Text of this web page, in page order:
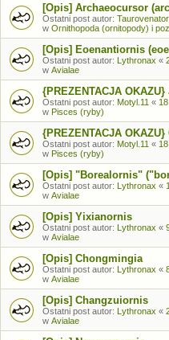
[Opis] Archaeocursor
Ostatni post autor: Taurovenator
w Ornithopoda (ornitopody) i
[Opis] Eoenantiornis
Ostatni post autor: Lythronax «
w Avialae
{PREZENTACJA
Ostatni post autor: Motyl.11 «
w Pisces (ryby)
{PREZENTACJA
Ostatni post autor: Motyl.11 «
w Pisces (ryby)
[Opis] "Borealornis"
Ostatni post autor: Lythronax «
w Avialae
[Opis] Yixianornis
Ostatni post autor: Lythronax «
w Avialae
[Opis] Chongmingia
Ostatni post autor: Lythronax «
w Avialae
[Opis] Changzuiornis
Ostatni post autor: Lythronax «
w Avialae